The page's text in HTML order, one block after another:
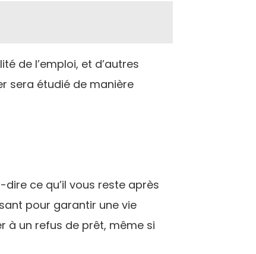
de l’emploi, et d’autres
sera étudié de manière
ce qu’il vous reste après
pour garantir une vie
à un refus de prêt, même si